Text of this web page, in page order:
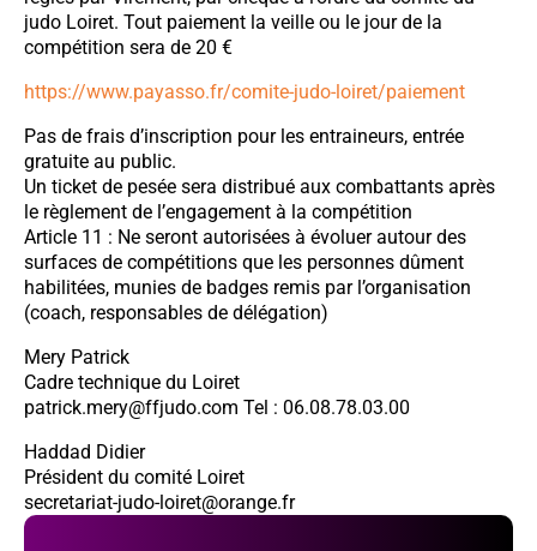
judo Loiret. Tout paiement la veille ou le jour de la
compétition sera de 20 €
https://www.payasso.fr/comite-judo-loiret/paiement
Pas de frais d’inscription pour les entraineurs, entrée
gratuite au public.
Un ticket de pesée sera distribué aux combattants après
le règlement de l’engagement à la compétition
Article 11 : Ne seront autorisées à évoluer autour des
surfaces de compétitions que les personnes dûment
habilitées, munies de badges remis par l’organisation
(coach, responsables de délégation)
Mery Patrick
Cadre technique du Loiret
patrick.mery@ffjudo.com Tel : 06.08.78.03.00
Haddad Didier
Président du comité Loiret
secretariat-judo-loiret@orange.fr